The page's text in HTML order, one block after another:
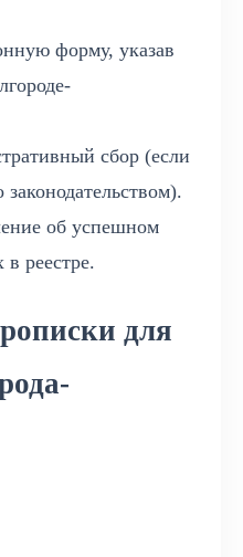
форму, указав
сбор (если
об успешном
реестре.
для